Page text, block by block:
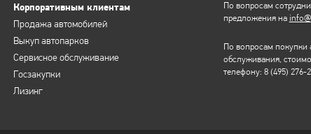
Корпоративным клиентам
Продажа автомобилей
Выкуп автопарков
Сервисное обслуживание
Госзакупки
Лизинг
По вопросам
предложения на
По вопросам покупки
обслуживания,
телефону: 8 (495) 276-